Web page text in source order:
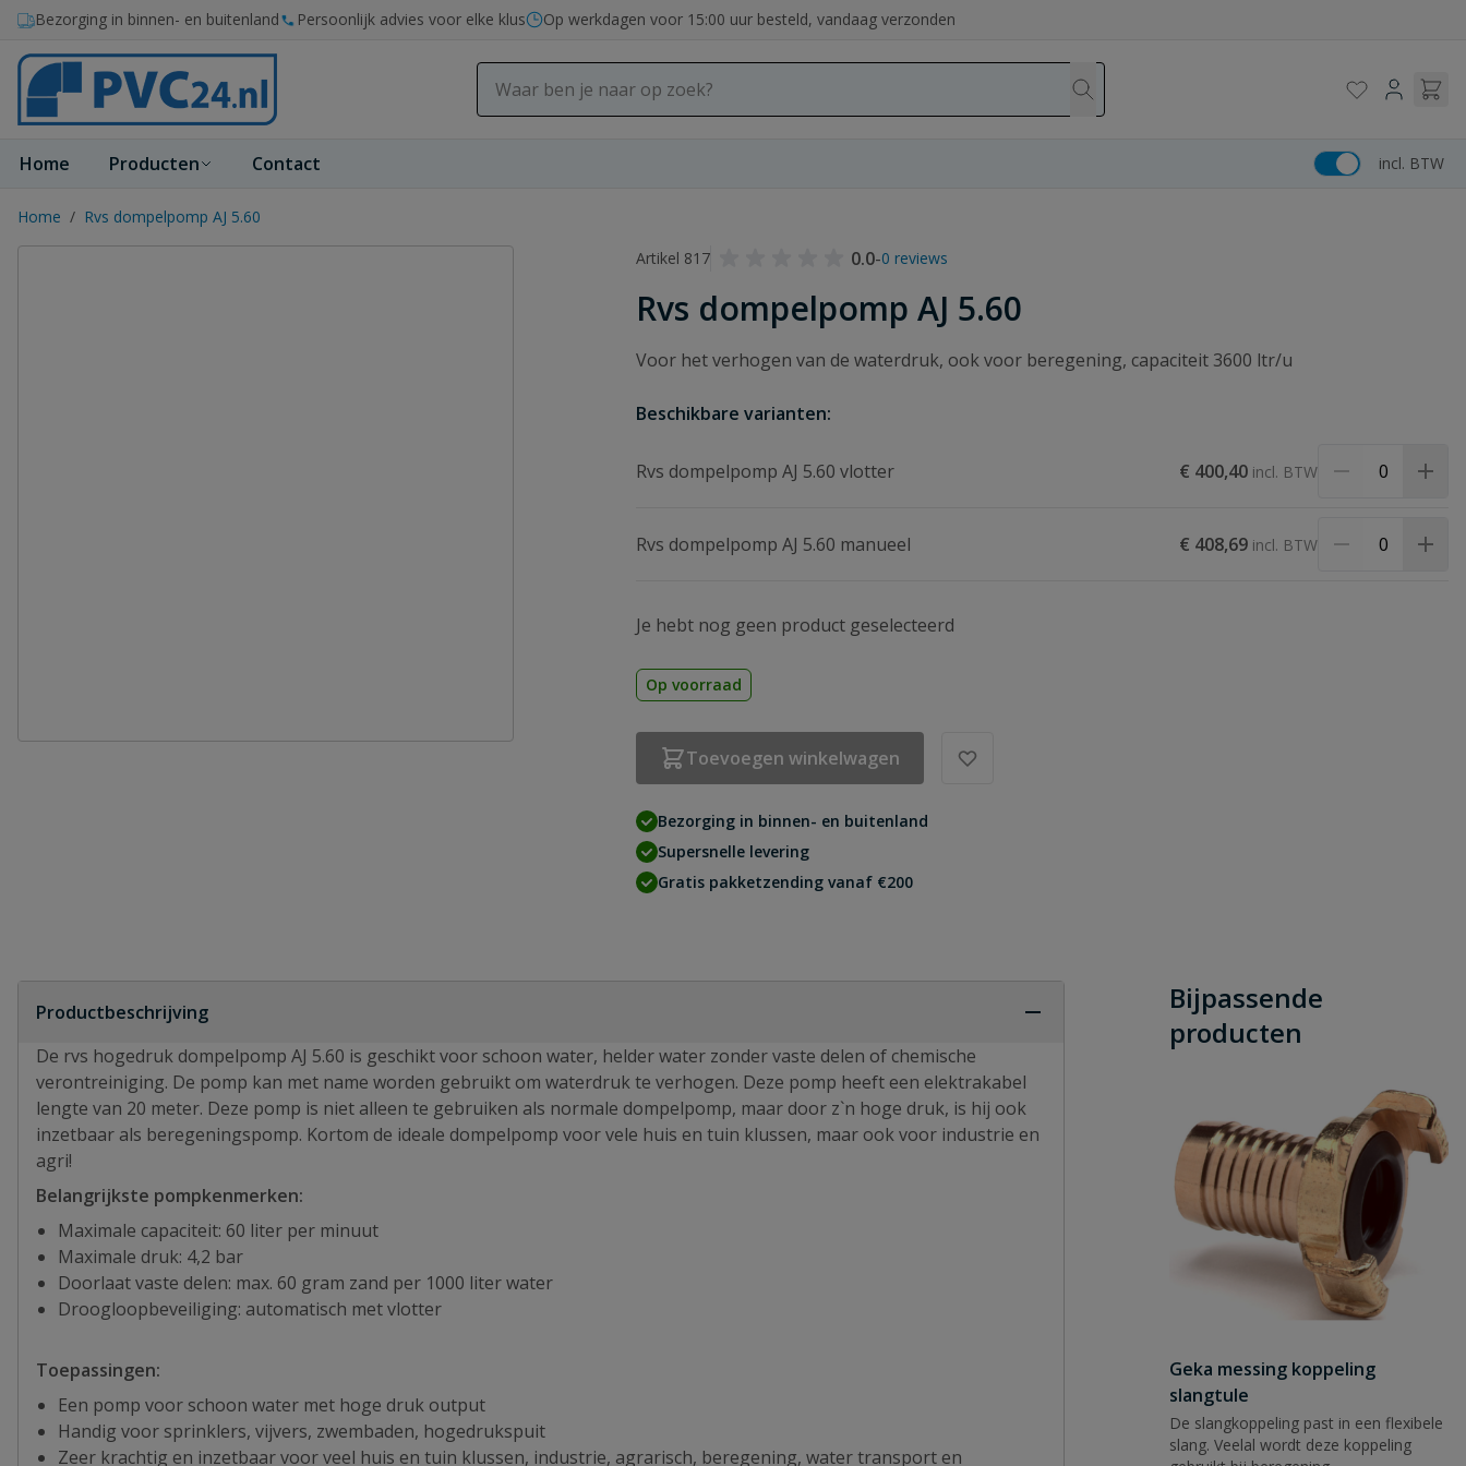
Ga naar de inhoud
Bezorging in binnen- en buitenland Persoonlijk advies voor elke klus Op werkdagen voor 15:00 uur besteld, vandaag verzonden
Home Producten Contact incl. BTW
Home / Rvs dompelpomp AJ 5.60
Artikel 817
0.0-0 reviews
Rvs dompelpomp AJ 5.60
Voor het verhogen van de waterdruk, ook voor beregening, capaciteit 3600 ltr/u
Beschikbare varianten:
Rvs dompelpomp AJ 5.60 vlotter € 400,40
Rvs dompelpomp AJ 5.60 manueel € 408,69
Je hebt nog geen product geselecteerd
Op voorraad
Toevoegen winkelwagen
Bezorging in binnen- en buitenland
Supersnelle levering
Gratis pakketzending vanaf €200
Productbeschrijving
De rvs hogedruk dompelpomp AJ 5.60 is geschikt voor schoon water, helder water zonder vaste delen of chemische
verontreiniging. De pomp kan met name worden gebruikt om waterdruk te verhogen. Deze pomp heeft een elektrakabel
lengte van 20 meter. Deze pomp is niet alleen te gebruiken als normale dompelpomp, maar door z`n hoge druk, is hij ook
inzetbaar als beregeningspomp. Kortom de ideale dompelpomp voor vele huis en tuin klussen, maar ook voor industrie en
agri!
Belangrijkste pompkenmerken:
Maximale capaciteit: 60 liter per minuut
Maximale druk: 4,2 bar
Doorlaat vaste delen: max. 60 gram zand per 1000 liter water
Droogloopbeveiliging: automatisch met vlotter
Toepassingen:
Een pomp voor schoon water met hoge druk output
Handig voor sprinklers, vijvers, zwembaden, hogedrukspuit
Zeer krachtig en inzetbaar voor veel huis en tuin klussen, industrie, agrarisch, beregening, water transport en
Bijpassende
producten
Geka messing koppeling
slangtule
De slangkoppeling past in een flexibele
slang. Veelal wordt deze koppeling